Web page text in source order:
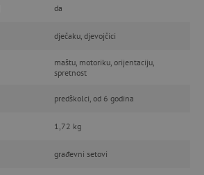
da
dječaku, djevojčici
maštu, motoriku, orijentaciju,
spretnost
predškolci, od 6 godina
1,72 kg
građevni setovi
na stranici te uređivanje
upotrebljavati bez nužno
Pružatelj usluga
CookieScript